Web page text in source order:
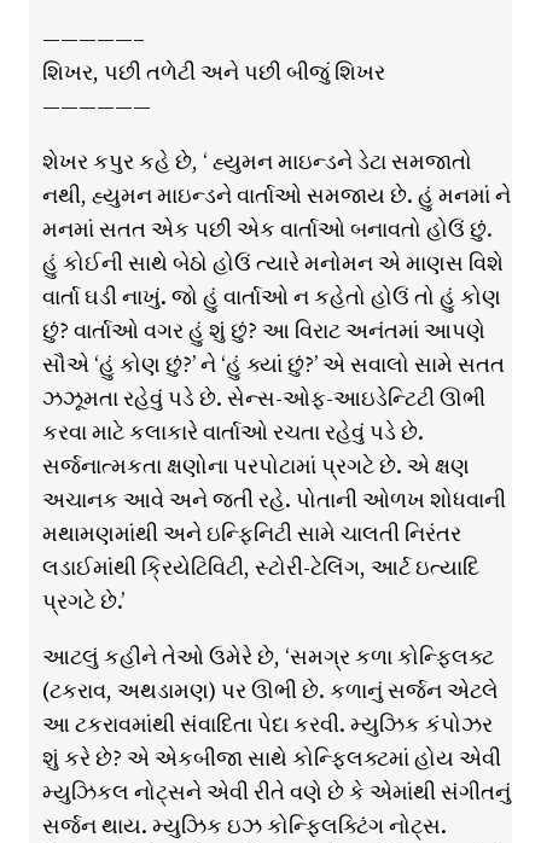
—————–
શિખર, પછી તળેટી અને પછી બીજું શિખર
——————
શેખર કપુર કહે છે, ‘ હ્યુમન માઇન્ડને ડેટા સમજાતો
નથી, હ્યુમન માઇન્ડને વાર્તાઓ સમજાય છે. હું મનમાં ને
મનમાં સતત એક પછી એક વાર્તાઓ બનાવતો હોઉં છું.
હું કોઈની સાથે બેઠો હોઉં ત્યારે મનોમન એ માણસ વિશે
વાર્તા ઘડી નાખું. જો હું વાર્તાઓ ન કહેતો હોઉં તો હું કોણ
છું? વાર્તાઓ વગર હું શું છું? આ વિરાટ અનંતમાં આપણે
સૌએ ‘હું કોણ છું?’ ને ‘હું ક્યાં છું?’ એ સવાલો સામે સતત
ઝઝૂમતા રહેવું પડે છે. સેન્સ-ઓફ-આઇડેન્ટિટી ઊભી
કરવા માટે કલાકારે વાર્તાઓ રચતા રહેવું પડે છે.
સર્જનાત્મકતા ક્ષણોના પરપોટામાં પ્રગટે છે. એ ક્ષણ
અચાનક આવે અને જતી રહે. પોતાની ઓળખ શોધવાની
મથામણમાંથી અને ઇન્ફિનિટી સામે ચાલતી નિરંતર
લડાઈમાંથી ક્રિયેટિવિટી, સ્ટોરી-ટેલિંગ, આર્ટ ઇત્યાદિ
પ્રગટે છે.’
આટલું કહીને તેઓ ઉમેરે છે, ‘સમગ્ર કળા કોન્ફ્લિક્ટ
(ટકરાવ, અથડામણ) પર ઊભી છે. કળાનું સર્જન એટલે
આ ટકરાવમાંથી સંવાદિતા પેદા કરવી. મ્યુઝિક કંપોઝર
શું કરે છે? એ એકબીજા સાથે કોન્ફ્લિક્ટમાં હોય એવી
મ્યુઝિકલ નોટ્સને એવી રીતે વણે છે કે એમાંથી સંગીતનું
સર્જન થાય. મ્યુઝિક ઇઝ કોન્ફ્લિક્ટિંગ નોટ્સ.